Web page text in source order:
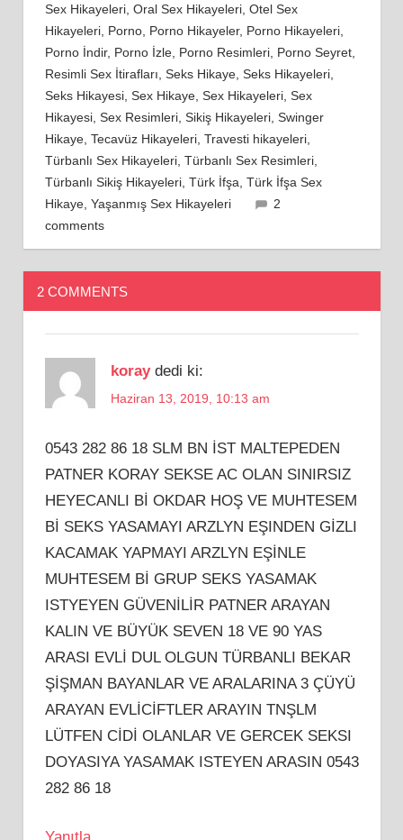
Sex Hikayeleri, Oral Sex Hikayeleri, Otel Sex
Hikayeleri, Porno, Porno Hikayeler, Porno Hikayeleri,
Porno İndir, Porno İzle, Porno Resimleri, Porno Seyret,
Resimli Sex İtirafları Seks Hikaye, Seks Hikayeleri,
Seks Hikayesi, Sex Hikaye, Sex Hikayeleri, Sex
Hikayesi, Sex Resimleri, Sikiş Hikayeleri, Swinger
Hikaye, Tecavüz Hikayeleri, Travesti hikayeleri,
Türbanlı Sex Hikayeleri, Türbanlı Sex Resimleri,
Türbanlı Sikiş Hikayeleri, Türk İfşa Türk İfşa Sex
Hikaye, Yaşanmış Sex Hikayeleri
2
comments
2 COMMENTS
koray dedi ki:
Haziran 13, 2019, 10:13 am
0543 282 86 18 SLM BN İST MALTEPEDEN
PATNER KORAY SEKSE AC OLAN SINIRSIZ
HEYECANLI Bİ OKDAR HOŞ VE MUHTESEM
Bİ SEKS YASAMAYI ARZLYN EŞINDEN GİZLI
KACAMAK YAPMAYI ARZLYN EŞİNLE
MUHTESEM Bİ GRUP SEKS YASAMAK
ISTYEYEN GÜVENİLİR PATNER ARAYAN
KALIN VE BÜYÜK SEVEN 18 VE 90 YAS
ARASI EVLİ DUL OLGUN TÜRBANLI BEKAR
ŞİŞMAN BAYANLAR VE ARALARINA 3 ÇÜYÜ
ARAYAN EVLİCİFTLER ARAYIN TNŞLM
LÜTFEN CİDİ OLANLAR VE GERCEK SEKSI
DOYASIYA YASAMAK ISTEYEN ARASIN 0543
282 86 18